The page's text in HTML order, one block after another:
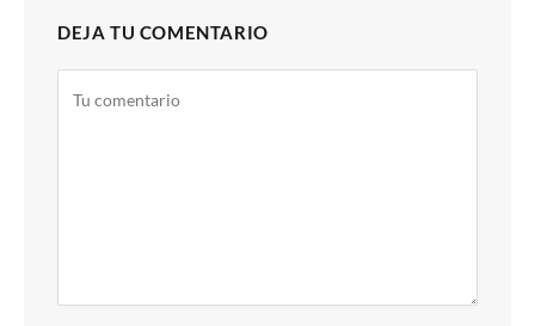
DEJA TU COMENTARIO